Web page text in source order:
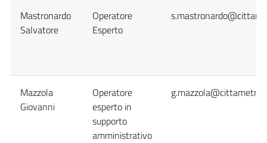
Mastronardo
Salvatore
Operatore
Esperto
Mazzola
Giovanni
Operatore
esperto in
supporto
amministrativo